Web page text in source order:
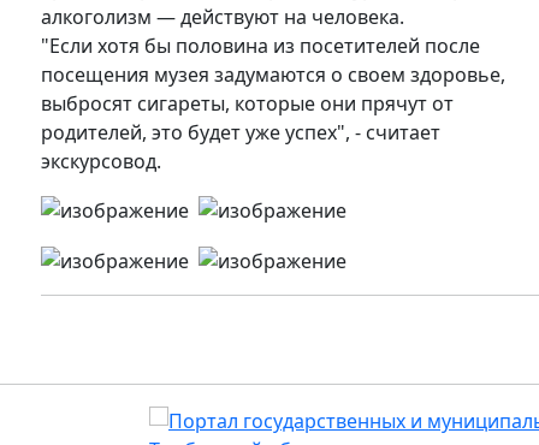
алкоголизм — действуют на человека.
"Если хотя бы половина из посетителей после
посещения музея задумаются о своем здоровье,
выбросят сигареты, которые они прячут от
родителей, это будет уже успех", - считает
экскурсовод.